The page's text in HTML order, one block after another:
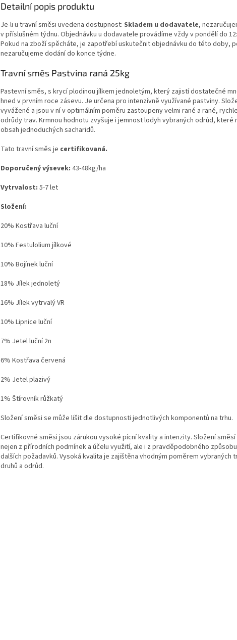
Detailní popis produktu
Je-li u travní směsi uvedena dostupnost: Skladem u dodavatele,
v příslušném týdnu. Objednávku u dodavatele provádíme vždy v pondělí do
Pokud na zboží spěcháte, je zapotřebí uskutečnit objednávku do této doby,
nezaručujeme dodání do konce týdne.
Travní směs Pastvina raná 25kg
Pastevní směs, s krycí plodinou jílkem jednoletým, který zajistí dostatečné
hned v prvním roce zásevu. Je určena pro intenzívně využívané pastviny.
vyvážené a jsou v ní v optimálním poměru zastoupeny velmi rané a rané,
odrůdy trav. Krmnou hodnotu zvyšuje i jemnost lodyh vybraných odrůd, které
obsah jednoduchých sacharidů.
Tato travní směs je certifikovaná.
Doporučený výsevek: 43-48kg/ha
Vytrvalost: 5-7 let
Složení:
20% Kostřava luční
10% Festulolium jílkové
10% Bojínek luční
18% Jílek jednoletý
16% Jílek vytrvalý VR
10% Lipnice luční
7% Jetel luční 2n
6% Kostřava červená
2% Jetel plazivý
1% Štírovník růžkatý
Složení směsi se může lišit dle dostupnosti jednotlivých komponentů na trhu.
Certifikovné směsi jsou zárukou vysoké pícní kvality a intenzity. Složení
nejen z přírodních podmínek a účelu využití, ale i z pravděpodobného
dalších požadavků. Vysoká kvalita je zajištěna vhodným poměrem vybraných
druhů a odrůd.